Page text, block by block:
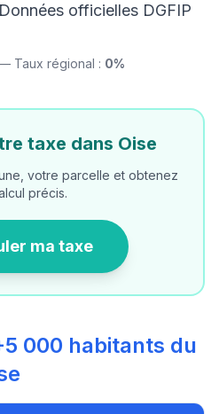
officielles DGFIP
Taux régional : 0%
taxe dans Oise
votre parcelle et obtenez
précis.
ma taxe
000 habitants du